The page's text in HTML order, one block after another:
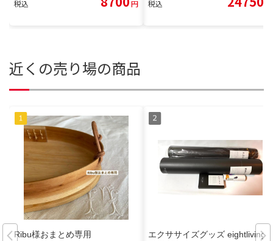
税込 円 税込
近くの売り場の商品
Ribu様おまとめ専用
エクササイズグッズ eightliving